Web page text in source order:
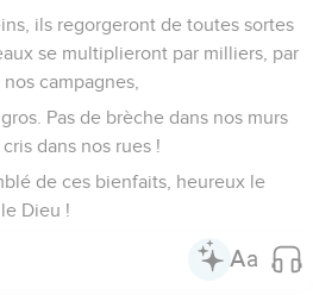
ils regorgeront de toutes sortes
se multiplieront par milliers, par
campagnes,
Pas de brèche dans nos murs
dans nos rues !
de ces bienfaits, heureux le
Dieu !